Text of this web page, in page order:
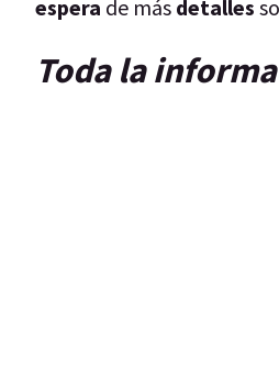
espera de más detalles
Toda la